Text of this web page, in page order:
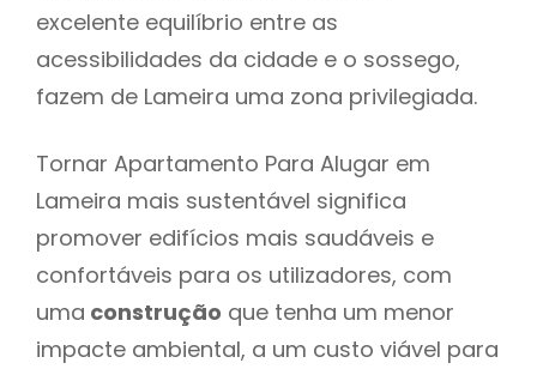
excelente equilíbrio entre as
acessibilidades da cidade e o sossego,
fazem de Lameira uma zona privilegiada.
Tornar Apartamento Para Alugar em
Lameira mais sustentável significa
promover edifícios mais saudáveis e
confortáveis para os utilizadores, com
uma construção que tenha um menor
impacte ambiental, a um custo viável para